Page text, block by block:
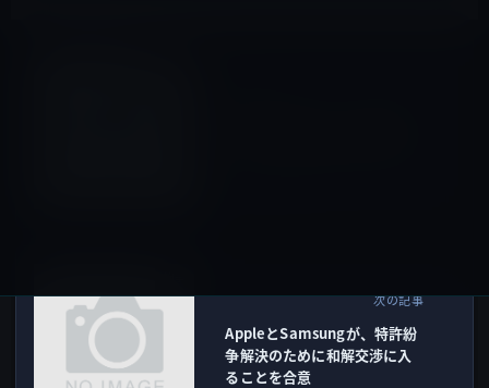
次の記事
AppleとSamsungが、特許紛
争解決のために和解交渉に入
ることを合意